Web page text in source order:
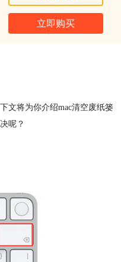
立即购买
文将为你介绍mac清空废纸篓
呢？